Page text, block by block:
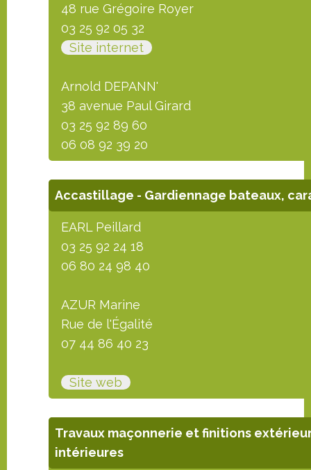
48 rue Grégoire Royer
03 25 92 05 32
Site internet
Arnold DEPANN'
38 avenue Paul Girard
03 25 92 89 60
06 08 92 39 20
Accastillage - Gardiennage bateaux,
EARL Peillard
03 25 92 24 18
06 80 24 98 40
AZUR Marine
Rue de l'Égalité
07 44 86 40 23
Site web
Travaux maçonnerie et finitions
intérieures